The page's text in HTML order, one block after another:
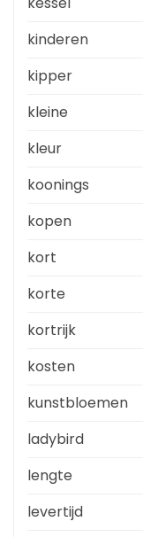
kinderen
kipper
kleine
kleur
koonings
kopen
kort
korte
kortrijk
kosten
kunstbloemen
ladybird
lengte
levertijd